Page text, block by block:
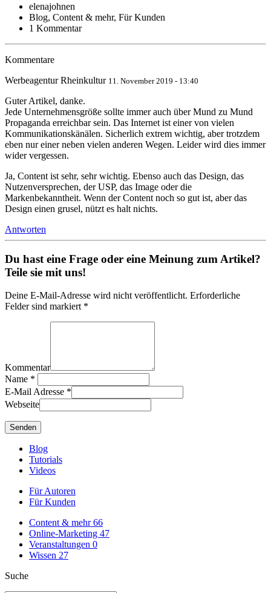
elenajohnen
Blog, Content & mehr, Für Kunden
1 Kommentar
Kommentare
Werbeagentur Rheinkultur 11. November 2019 - 13:40
Guter Artikel, danke.
Jede Unternehmensgröße sollte immer auch über Mund zu Mund
Propaganda erreichbar sein. Das Internet ist einer von vielen
Kommunikationskänälen. Sicherlich extrem wichtig, aber trotzdem
eben nur einer neben vielen anderen Wegen. Leider wird dies immer
wider vergessen.
Ja, Content ist sehr, sehr wichtig. Ebenso auch das Design, das
Nutzenversprechen, der USP, das Image oder die
Markenbekanntheit. Wenn der Content noch so gut ist, aber das
Design einen grusel, nützt es halt nichts.
Antworten
Du hast eine Frage oder eine Meinung zum Artikel?
Teile sie mit uns!
Deine E-Mail-Adresse wird nicht veröffentlicht. Erforderliche
Felder sind markiert *
Kommentar
Name *
E-Mail Adresse *
Webseite
Blog
Tutorials
Videos
Für Autoren
Für Kunden
Content & mehr66
Online-Marketing 47
Veranstaltungen 0
Wissen 27
Suche